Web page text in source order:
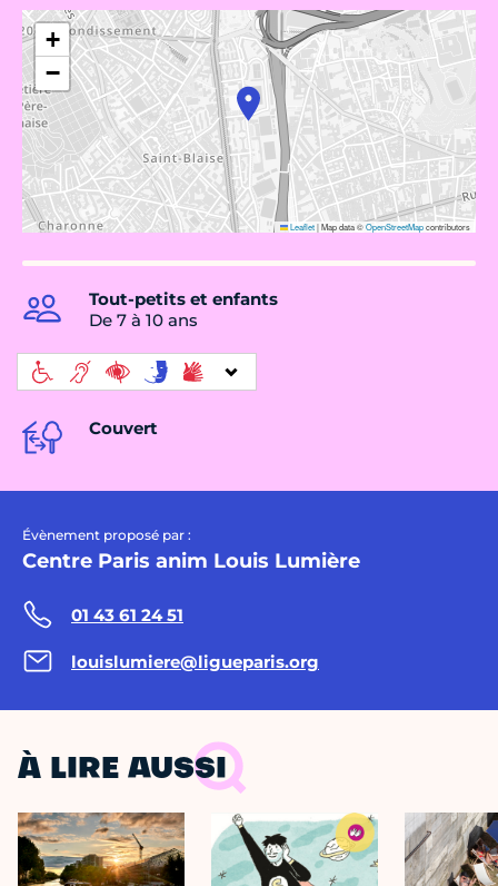
+
−
Leaflet|Map data ©OpenStreetMapcontributors
Tout-petits et enfants
De 7 à 10 ans
Couvert
Évènement proposé par :
Centre Paris anim Louis Lumière
01 43 61 24 51
louislumiere@ligueparis.org
À LIRE AUSSI